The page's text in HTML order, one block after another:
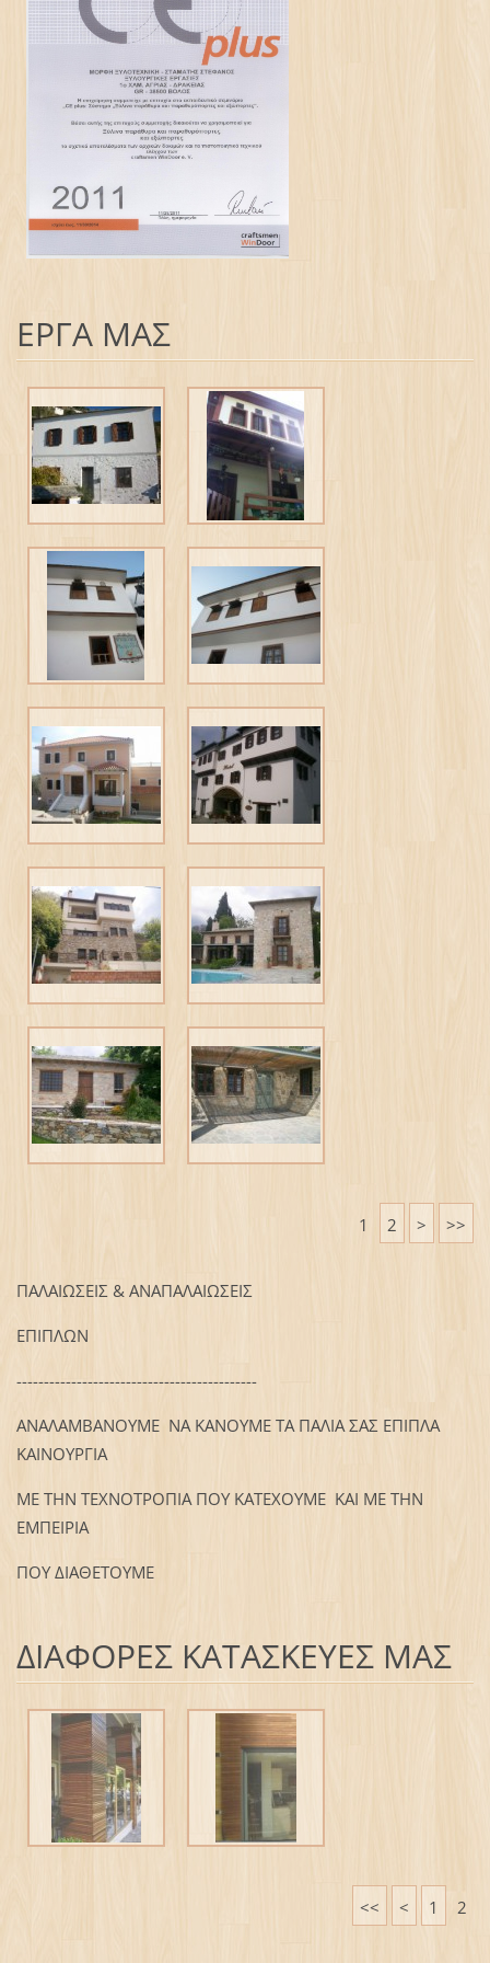
ΕΡΓΑ ΜΑΣ
1 2 > >>
ΠΑΛΑΙΩΣΕΙΣ & ΑΝΑΠΑΛΑΙΩΣΕΙΣ
ΕΠΙΠΛΩΝ
--------------------------------------------
ΑΝΑΛΑΜΒΑΝΟΥΜΕ ΝΑ ΚΑΝΟΥΜΕ ΤΑ ΠΑΛΙΑ ΣΑΣ ΕΠΙΠΛΑ
ΚΑΙΝΟΥΡΓΙΑ
ΜΕ ΤΗΝ ΤΕΧΝΟΤΡΟΠΙΑ ΠΟΥ ΚΑΤΕΧΟΥΜΕ ΚΑΙ ΜΕ ΤΗΝ
ΕΜΠΕΙΡΙΑ
ΠΟΥ ΔΙΑΘΕΤΟΥΜΕ
ΔΙΑΦΟΡΕΣ ΚΑΤΑΣΚΕΥΕΣ ΜΑΣ
<< < 1 2